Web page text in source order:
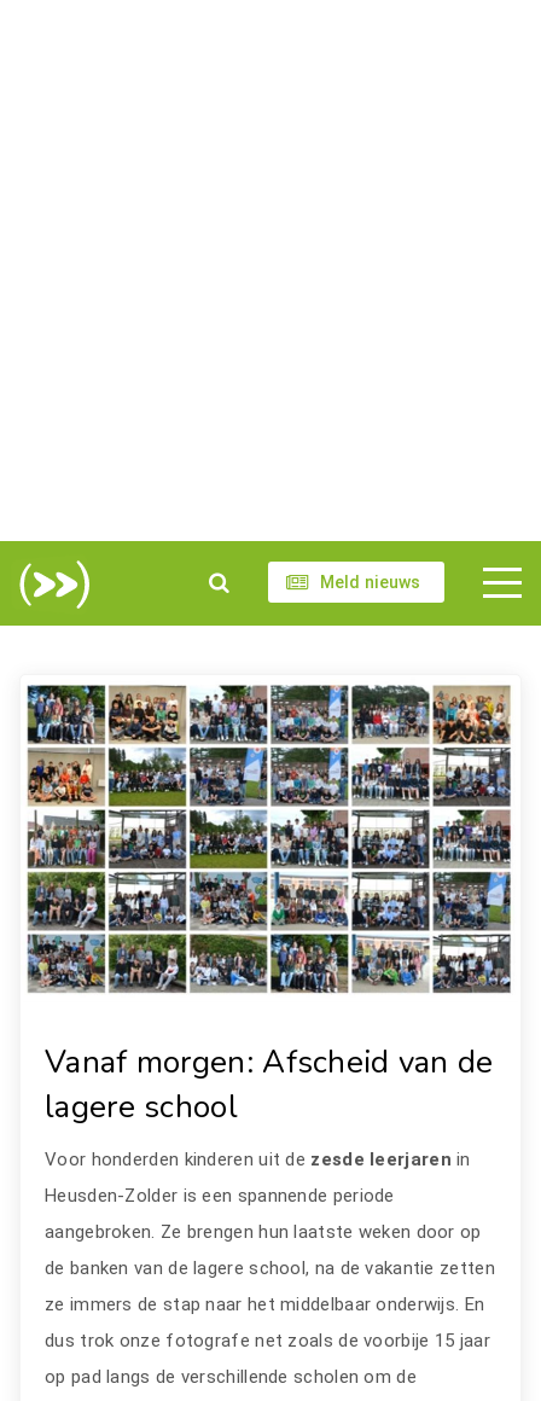
Meld nieuws
Vanaf morgen: Afscheid van de
lagere school
Voor honderden kinderen uit de zesde leerjaren in
Heusden-Zolder is een spannende periode
aangebroken. Ze brengen hun laatste weken door op
de banken van de lagere school, na de vakantie zetten
ze immers de stap naar het middelbaar onderwijs. En
dus trok onze fotografe net zoals de voorbije 15 jaar
op pad langs de verschillende scholen om de